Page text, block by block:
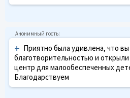
+ Приятно была удивлена, что
благотворительностью и
центр для малообеспеченных
Благодарствуем